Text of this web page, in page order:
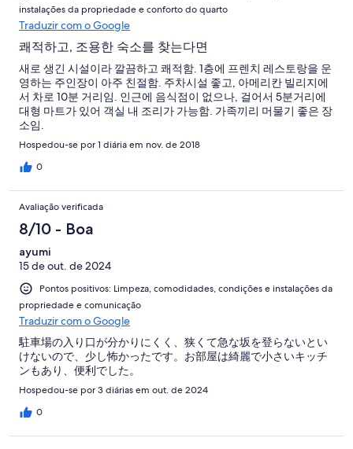
instalações da propriedade e conforto do quarto
Traduzir com o Google
쾌적하고, 조용한 숙소를 찾는다면
새로 생긴 시설이라 깔끔하고 쾌적함. 1층에 프렌치 레스토랑을 운
영하는 주인장이 아주 친절함. 주차시설 좋고, 아메리칸 빌리지에
서 차로 10분 거리임. 인근에 음식점이 없으나, 걸어서 5분거리에
대형 마트가 있어 객실 내 조리가 가능함. 가족끼리 머물기 좋은 장
소임.
Hospedou-se por 1 diária em nov. de 2018
0
Avaliação verificada
8/10 - Boa
ayumi
15 de out. de 2024
Pontos positivos: Limpeza, comodidades, condições e instalações da
propriedade e comunicação
Traduzir com o Google
駐車場の入り口が分かりにくく、狭くて急な坂を登らないとい
けないので、少し怖かったです。お部屋は綺麗で小さいキッチ
ンもあり、便利でした。
Hospedou-se por 3 diárias em out. de 2024
0